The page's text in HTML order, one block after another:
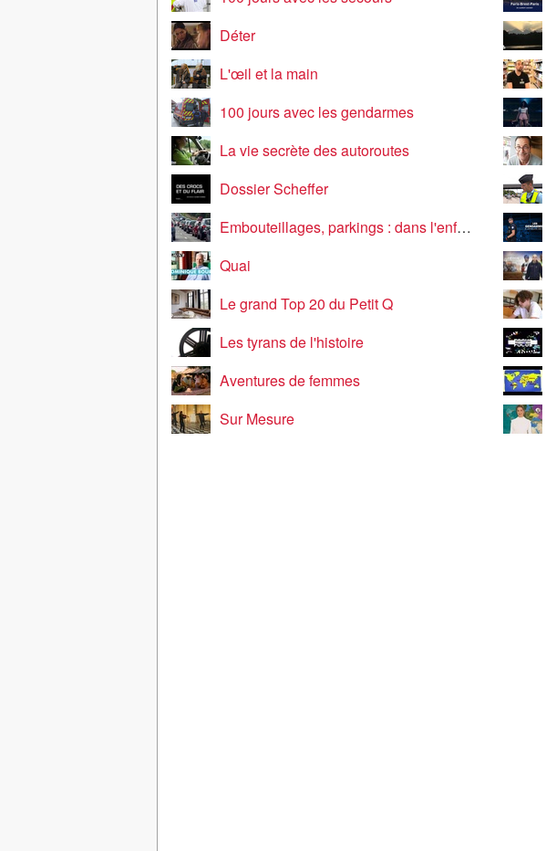
Déter
L'œil et la main
100 jours avec les gendarmes
La vie secrète des autoroutes
Dossier Scheffer
Embouteillages, parkings : dans l'enfer de la route
Quai
Le grand Top 20 du Petit Q
Les tyrans de l'histoire
Aventures de femmes
Sur Mesure